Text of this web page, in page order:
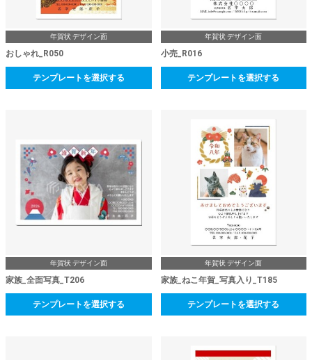
年賀状 デザイン面
おしゃれ_R050
テンプレートを選択する
年賀状 デザイン面
小売_R016
テンプレートを選択する
年賀状 デザイン面
家族_全面写真_T206
テンプレートを選択する
年賀状 デザイン面
家族_ねこ年賀_写真入り_T185
テンプレートを選択する